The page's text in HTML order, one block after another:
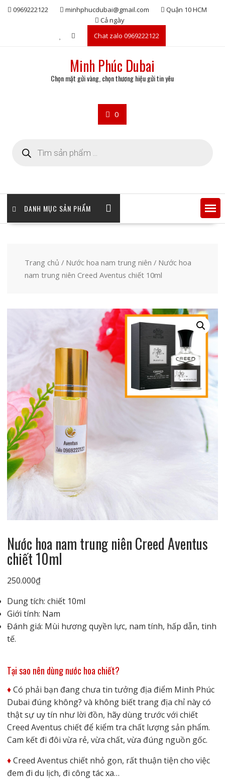
Skip0969222122 minhphucdubai@gmail.com
Quận 10 HCM
Cả ngày
Chat zalo 0969222122
Minh Phúc Dubai
Chọn mặt gửi vàng, chọn thương hiệu gửi tin yêu
0
kiếm
sản
DANH MỤC SẢN PHẨM
Trang chủ / Nước hoa nam trung niên / Nước hoa
nam trung niên Creed Aventus chiết 10ml
Nước hoa nam trung niên Creed Aventus
chiết 10ml
250.000₫
Dung tích: chiết 10ml
Giới tính: Nam
Đánh giá: Mùi hương quyền lực, nam tính, hấp dẫn, tinh
tế.
Tại sao nên dùng nước hoa chiết?
♦️Có phải bạn đang chưa tin tưởng địa điểm Minh Phúc
Dubai đúng không? và không biết trang địa chỉ này có
thật sự uy tín như lời đồn, hãy dùng trước với chiết
Creed Aventus chiết để kiểm tra chất lượng sản phẩm.
Cam kết đi đôi vừa rẻ, vừa chất, vừa đúng nguồn gốc.
♦️Creed Aventus chiết nhỏ gọn, rất thuận tiện cho việc
đem đi du lịch, đi công tác xa…